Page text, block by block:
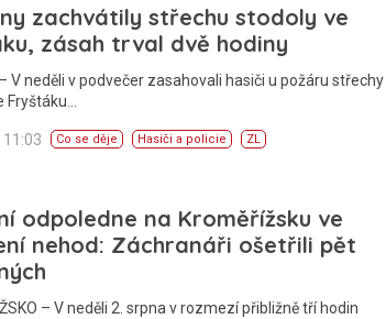
zachvátily střechu stodoly ve
zásah trval dvě hodiny
V neděli v podvečer zasahovali hasiči u požáru střechy
11:03 Co se děje Hasiči a policie ZL
odpoledne na Kroměřížsku ve
nehod: Záchranáři ošetřili pět
– V neděli 2. srpna v rozmezí přibližně tří hodin